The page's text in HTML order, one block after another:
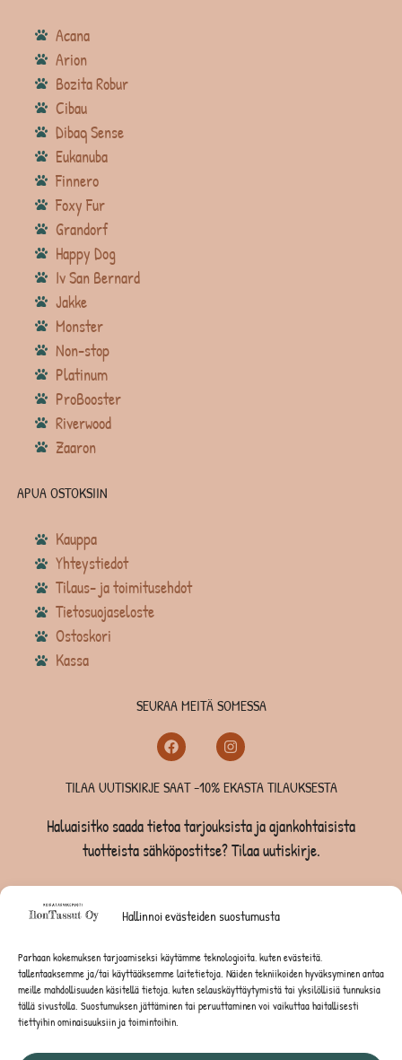
Hallinnoi evästeiden suostumusta
Parhaan kokemuksen tarjoamiseksi käytämme teknologioita, kuten evästeitä,
tallentaaksemme ja/tai käyttääksemme laitetietoja. Näiden tekniikoiden hyväksyminen antaa
meille mahdollisuuden käsitellä tietoja, kuten selauskäyttäytymistä tai yksilöllisiä tunnuksia
tällä sivustolla. Suostumuksen jättäminen tai peruuttaminen voi vaikuttaa haitallisesti
tiettyihin ominaisuuksiin ja toimintoihin.
Acana
Arion
Bozita Robur
Cibau
Dibaq Sense
Eukanuba
Finnero
Foxy Fur
Grandorf
Happy Dog
Iv San Bernard
Jakke
Monster
Non-stop
Platinum
ProBooster
Riverwood
Zaaron
APUA OSTOKSIIN
Kauppa
Yhteystiedot
Tilaus- ja toimitusehdot
Tietosuojaseloste
Ostoskori
Kassa
SEURAA MEITÄ SOMESSA
TILAA UUTISKIRJE SAAT -10% EKASTA TILAUKSESTA
Haluaisitko saada tietoa tarjouksista ja ajankohtaisista
tuotteista sähköpostitse? Tilaa uutiskirje.
TILAA UUTISKIRJE -SAAT -10% EKASTA TILAUKSESTA
KISSOILLE
JYRSIJÖILLE